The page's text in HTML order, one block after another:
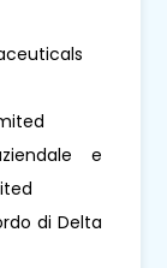
e
di Delta